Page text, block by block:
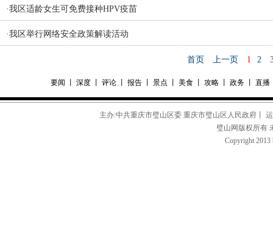
·我区适龄女生可免费接种HPV疫苗
·我区举行网络安全政策解读活动
首页 上一页 1 2
要闻 深度 评论 报告 景点 美食 攻略 政务 直播
主办:中共重庆市璧山区委 重庆市璧山区人民政府丨
璧山网版权所有
Copyright